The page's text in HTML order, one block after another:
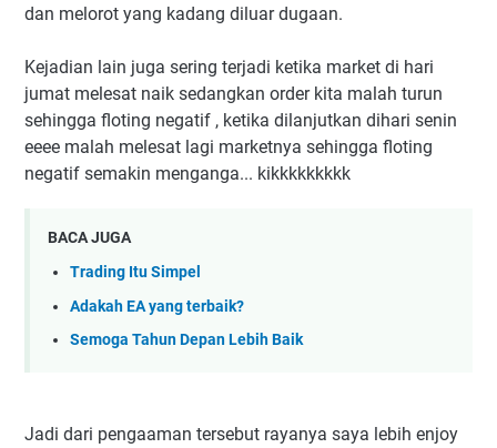
dan melorot yang kadang diluar dugaan.
Kejadian lain juga sering terjadi ketika market di hari
jumat melesat naik sedangkan order kita malah turun
sehingga floting negatif , ketika dilanjutkan dihari senin
eeee malah melesat lagi marketnya sehingga floting
negatif semakin menganga... kikkkkkkkkk
BACA JUGA
Trading Itu Simpel
Adakah EA yang terbaik?
Semoga Tahun Depan Lebih Baik
Jadi dari pengaaman tersebut rayanya saya lebih enjoy